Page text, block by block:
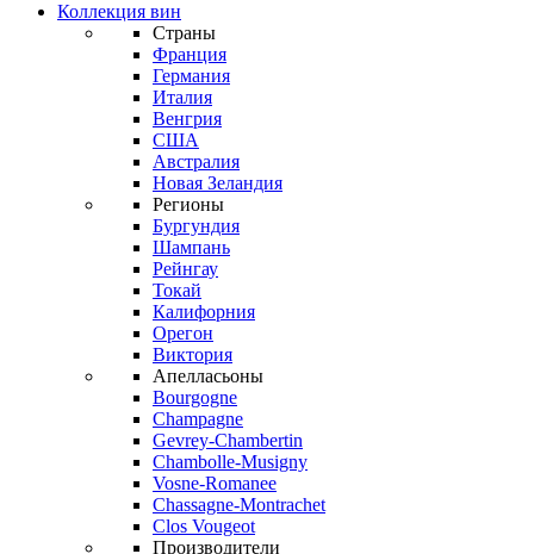
Коллекция вин
Страны
Франция
Германия
Италия
Венгрия
США
Австралия
Новая Зеландия
Регионы
Бургундия
Шампань
Рейнгау
Токай
Калифорния
Орегон
Виктория
Апелласьоны
Bourgogne
Champagne
Gevrey-Chambertin
Chambolle-Musigny
Vosne-Romanee
Chassagne-Montrachet
Clos Vougeot
Производители